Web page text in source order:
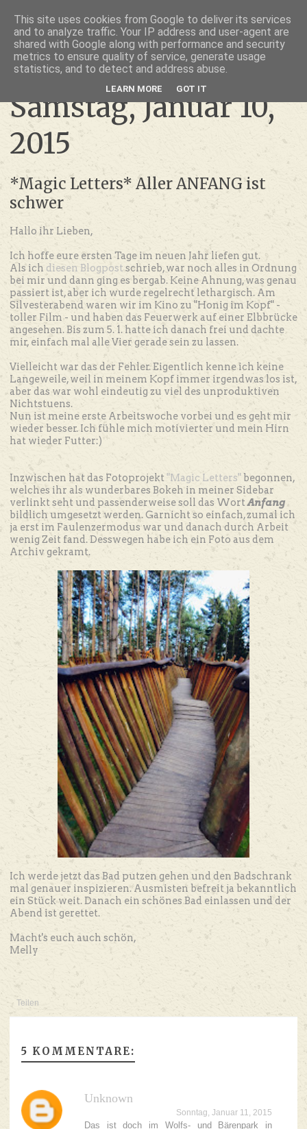
thru lensed eyes
- das Schöne im Fokus -
Samstag, Januar 10,
2015
*Magic Letters* Aller ANFANG ist
schwer
Hallo ihr Lieben,
Ich hoffe eure ersten Tage im neuen Jahr liefen gut.
Als ich diesen Blogpost schrieb, war noch alles in Ordnung
bei mir und dann ging es bergab. Keine Ahnung, was genau
passiert ist, aber ich wurde regelrecht lethargisch. Am
Silvesterabend waren wir im Kino zu "Honig im Kopf" -
toller Film - und haben das Feuerwerk auf einer Elbbrücke
angesehen. Bis zum 5. 1. hatte ich danach frei und dachte
mir, einfach mal alle Vier gerade sein zu lassen.
Vielleicht war das der Fehler. Eigentlich kenne ich keine
Langeweile, weil in meinem Kopf immer irgendwas los ist,
aber das war wohl eindeutig zu viel des unproduktiven
Nichtstuens.
Nun ist meine erste Arbeitswoche vorbei und es geht mir
wieder besser. Ich fühle mich motivierter und mein Hirn
hat wieder Futter:)
Inzwischen hat das Fotoprojekt"Magic Letters"begonnen,
welches ihr als wunderbares Bokeh in meiner Sidebar
verlinkt seht und passenderweise soll das WortAnfang
bildlich umgesetzt werden. Garnicht so einfach, zumal ich
ja erst im Faulenzermodus war und danach durch Arbeit
wenig Zeit fand. Desswegen habe ich ein Foto aus dem
Archiv gekramt.
Ich werde jetzt das Bad putzen gehen und den Badschrank
mal genauer inspizieren. Ausmisten befreit ja bekanntlich
ein Stück weit. Danach ein schönes Bad einlassen und der
Abend ist gerettet.
Macht's euch auch schön,
Melly
Teilen
5 KOMMENTARE:
Unknown
Sonntag, Januar 11, 2015
Das ist doch im Wolfs- und Bärenpark in
This site uses cookies from Google to deliver its services
and to analyze traffic. Your IP address and user-agent are
shared with Google along with performance and security
metrics to ensure quality of service, generate usage
statistics, and to detect and address abuse.
LEARN MORE GOT IT